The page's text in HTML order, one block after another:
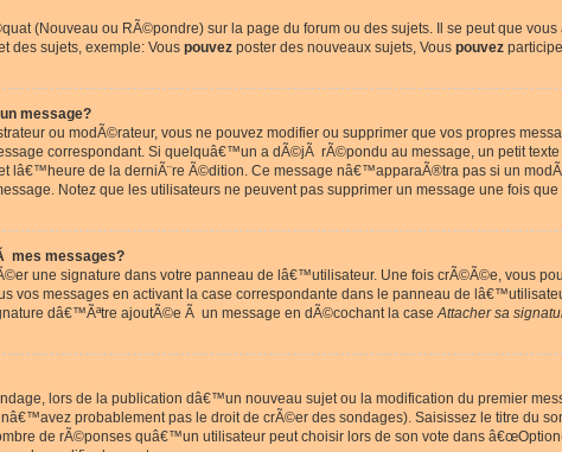
(Nouveau ou RÃ©pondre) sur la page du forum ou des sujets. Il se peut que
des sujets, exemple: Vous pouvez poster des nouveaux sujets, Vous pouvez
message?
ou modÃ©rateur, vous ne pouvez modifier ou supprimer que vos propres
correspondant. Si quelquâ€™un a dÃ©jÃ rÃ©pondu au message, un petit
lâ€™heure de la derniÃ¨re Ã©dition. Ce message nâ€™apparaÃ®tra pas si un
Notez que les utilisateurs ne peuvent pas supprimer un message une fois
mes messages?
une signature dans votre panneau de lâ€™utilisateur. Une fois crÃ©Ã©e, vous
vos messages en activant la case correspondante dans le panneau de
dâ€™Ãªtre ajoutÃ©e Ã un message en dÃ©cochant la caseAttacher sa
lors de la publication dâ€™un nouveau sujet ou la modification du premier
probablement pas le droit de crÃ©er des sondages). Saisissez le titre du
de rÃ©ponses quâ€™un utilisateur peut choisir lors de son vote dans